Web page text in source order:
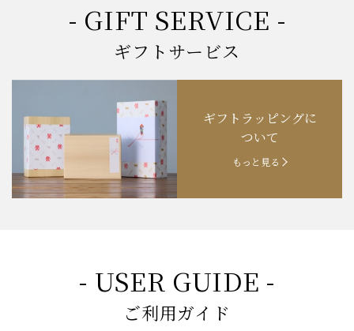
- GIFT SERVICE -
ギフトサービス
ギフトラッピングに
ついて
もっと見る
- USER GUIDE -
ご利用ガイド